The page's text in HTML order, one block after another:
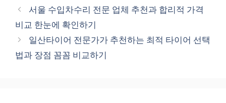
테
리
서울 수입차수리 전문 업체 추천과 합리적 가격
비교 한눈에 확인하기
일산타이어 전문가가 추천하는 최적 타이어 선택
법과 장점 꼼꼼 비교하기